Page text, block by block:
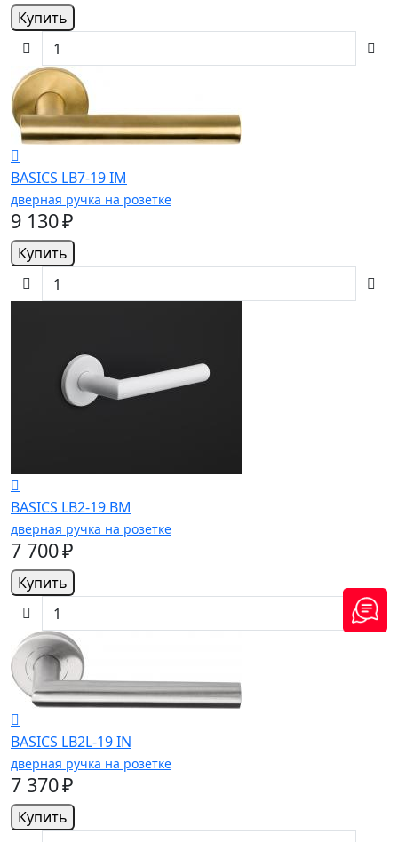
Купить
BASICS LB7-19 IM
дверная ручка на розетке
9 130 ₽
Купить
BASICS LB2-19 BM
дверная ручка на розетке
7 700 ₽
Купить
BASICS LB2L-19 IN
дверная ручка на розетке
7 370 ₽
Купить